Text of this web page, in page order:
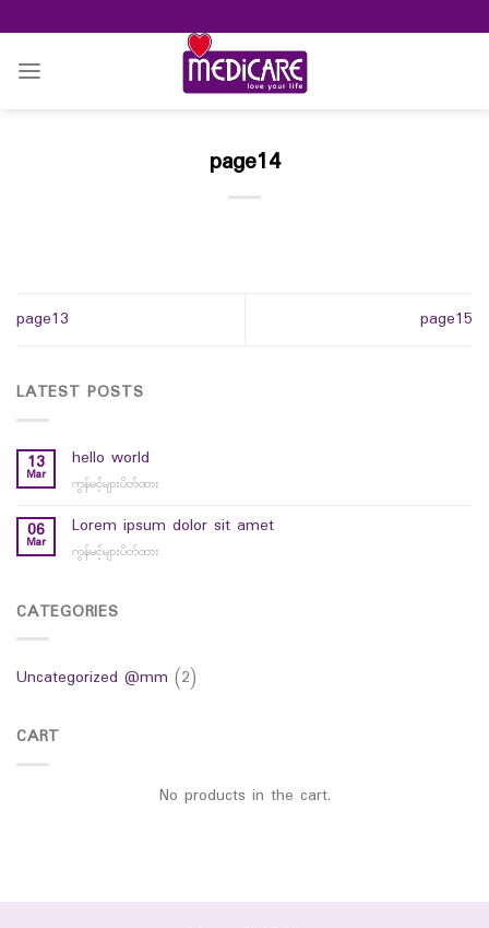
to
content
page14
page13 page15
LATEST POSTS
13
Mar
hello world
ကွန်မင့်များပိတ်ထား
world
06
Mar
Lorem ipsum dolor sit amet
ကွန်မင့်များပိတ်ထား
CATEGORIES
Uncategorized @mm (2)
CART
No products in the cart.